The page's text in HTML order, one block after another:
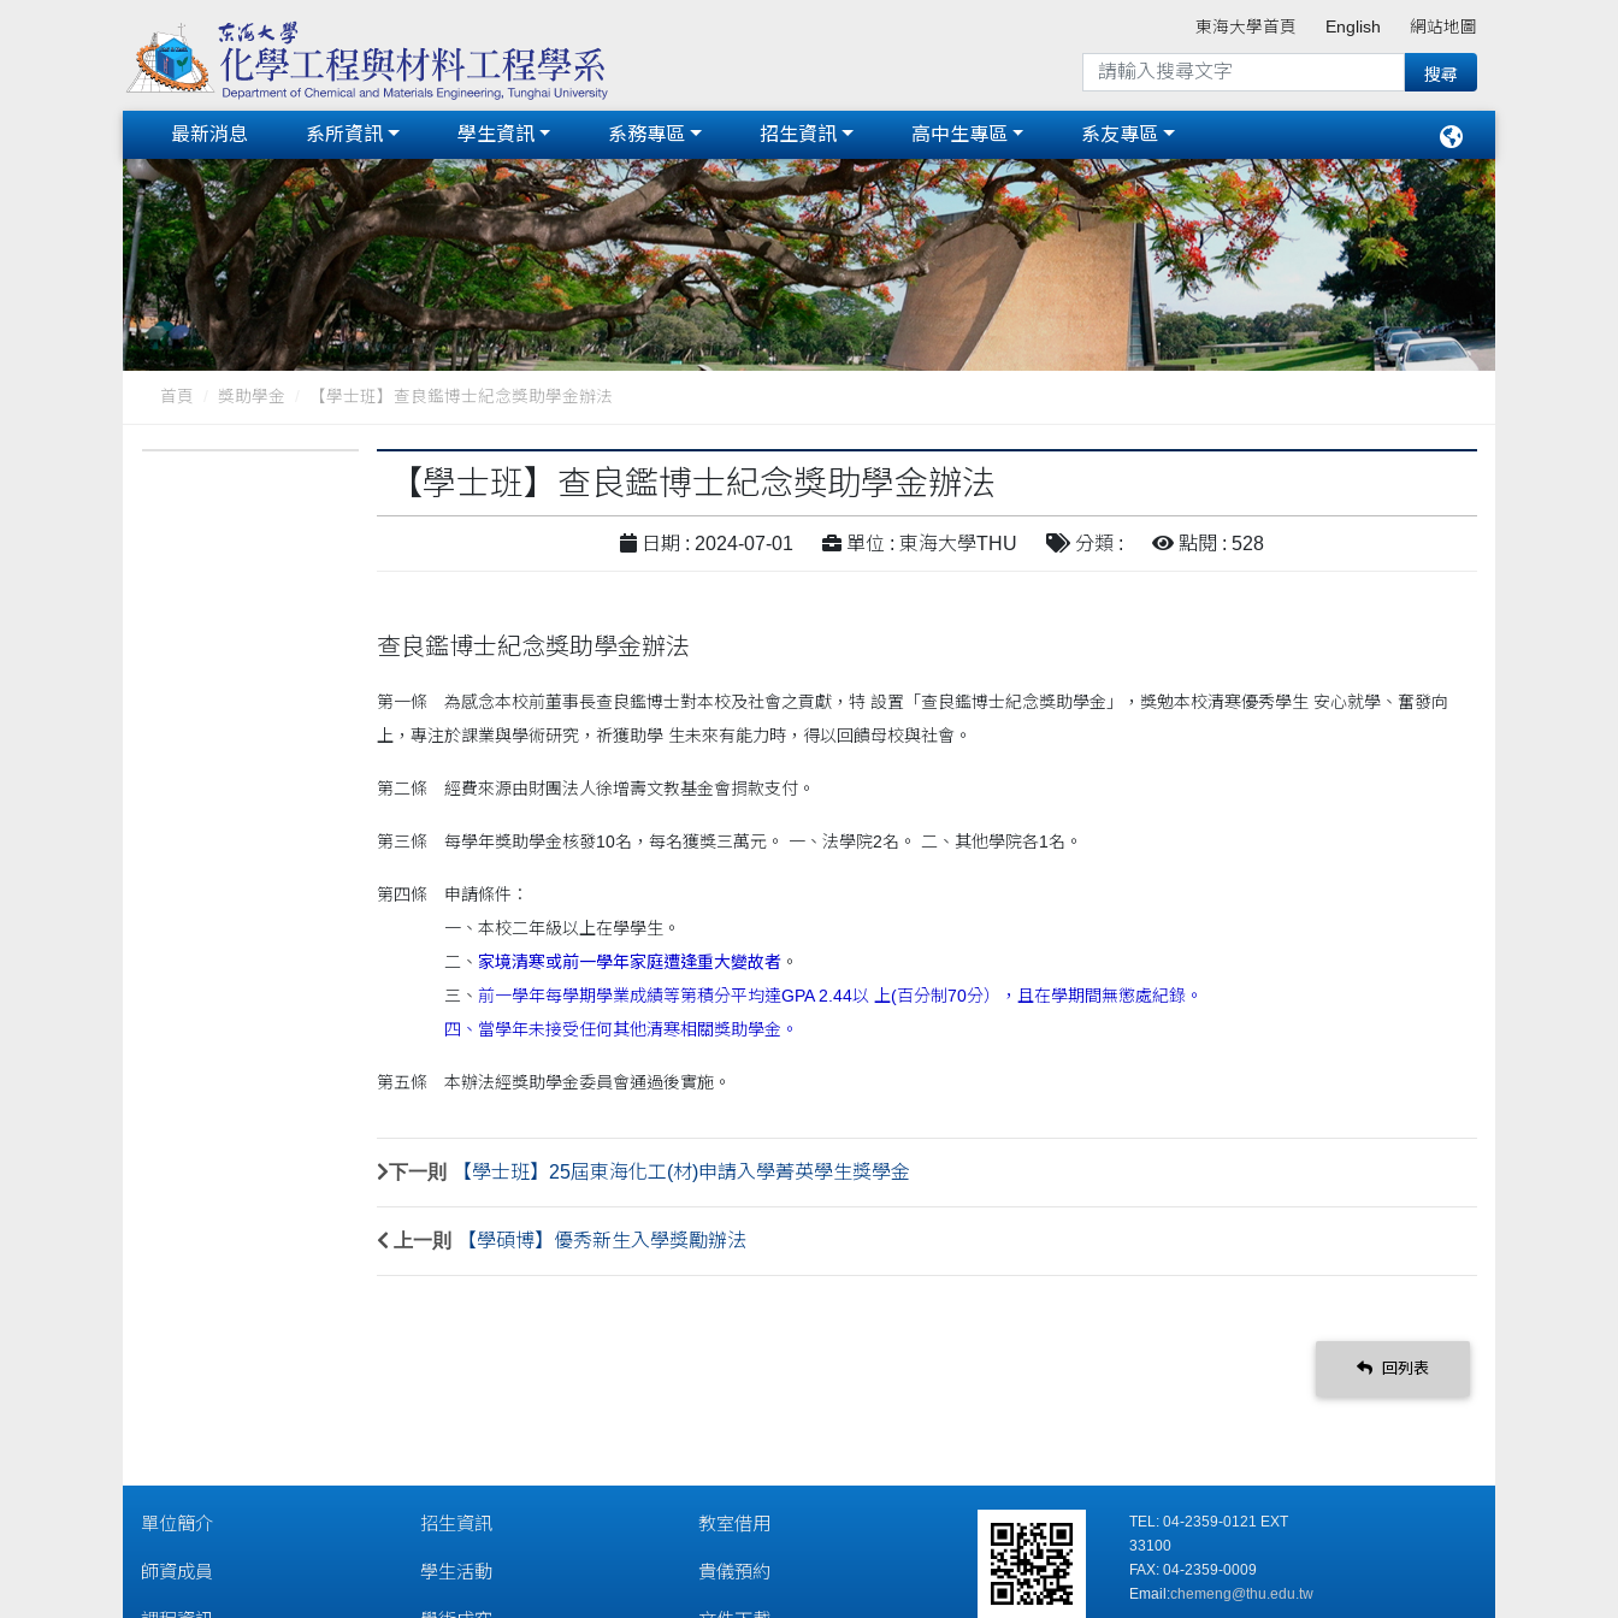
東海大學首頁 English 網站地圖
最新消息 系所資訊 學生資訊 系務專區 招生資訊 高中生專區 系友專區
首頁 獎助學金 【學士班】查良鑑博士紀念獎助學金辦法
【學士班】查良鑑博士紀念獎助學金辦法
日期 : 2024-07-01 單位 : 東海大學THU 分類 : 點閱 : 528
查良鑑博士紀念獎助學金辦法
第一條 為感念本校前董事長查良鑑博士對本校及社會之貢獻，特 設置「查良鑑博士紀念獎助學金」，獎勉本校清寒優秀學生 安心就學、奮發向
上，專注於課業與學術研究，祈獲助學 生未來有能力時，得以回饋母校與社會。
第二條 經費來源由財團法人徐增壽文教基金會捐款支付。
第三條 每學年獎助學金核發10名，每名獲獎三萬元。 一、法學院2名。 二、其他學院各1名。
第四條 申請條件：
一、本校二年級以上在學學生。
二、 家境清寒或前一學年家庭遭逢重大變故者 。
三、 前一學年每學期學業成績等第積分平均達GPA 2.44以 上(百分制70分），且在學期間無懲處紀錄。
四、當學年未接受任何其他清寒相關獎助學金。
第五條 本辦法經獎助學金委員會通過後實施。
下一則 【學士班】25屆東海化工(材)申請入學菁英學生獎學金
上一則 【學碩博】優秀新生入學獎勵辦法
回列表
單位簡介
師資成員
招生資訊
學生活動
教室借用
貴儀預約
TEL: 04-2359-0121 EXT
33100
FAX: 04-2359-0009
Email:chemeng@thu.edu.tw